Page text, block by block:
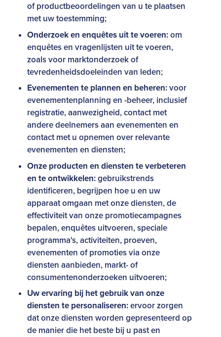
of productbeoordelingen van u te plaatsen
met uw toestemming;
Onderzoek en enquêtes uit te voeren:om
enquêtes en vragenlijsten uit te voeren,
zoals voor marktonderzoek of
tevredenheidsdoeleinden van leden;
Evenementen te plannen en beheren:voor
evenementenplanning en -beheer, inclusief
registratie, aanwezigheid, contact met
andere deelnemers aan evenementen en
contact met u opnemen over relevante
evenementen en diensten;
Onze producten en diensten te verbeteren
en te ontwikkelen:gebruikstrends
identificeren, begrijpen hoe u en uw
apparaat omgaan met onze diensten, de
effectiviteit van onze promotiecampagnes
bepalen, enquêtes uitvoeren, speciale
programma's, activiteiten, proeven,
evenementen of promoties via onze
diensten aanbieden, markt- of
consumentenonderzoeken uitvoeren;
Uw ervaring bij het gebruik van onze
diensten te personaliseren:ervoor zorgen
dat onze diensten worden gepresenteerd op
de manier die het beste bij u past en